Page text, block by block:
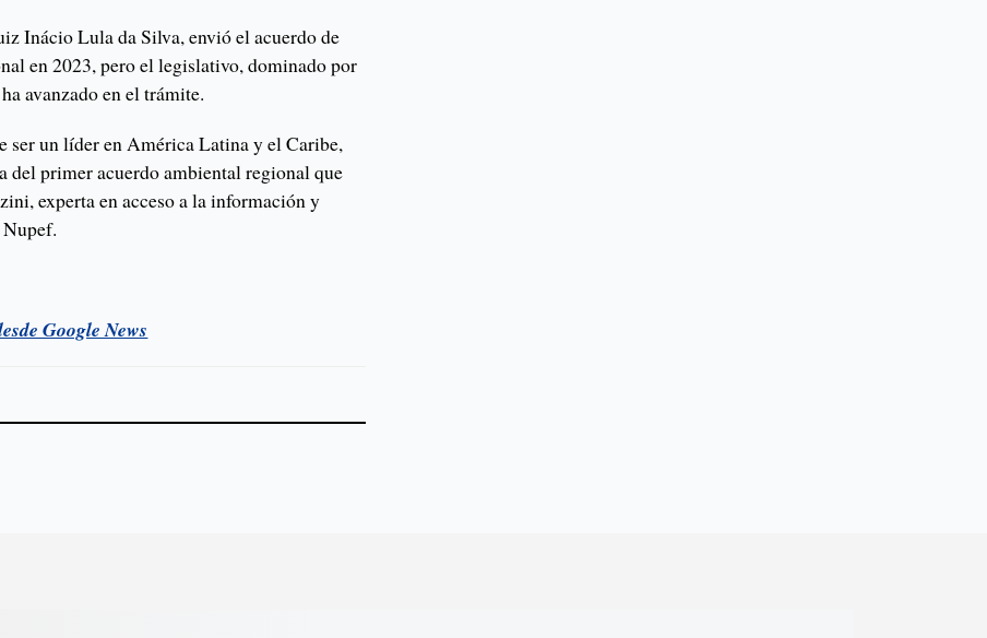
Inácio Lula da Silva, envió el acuerdo de
en 2023, pero el legislativo, dominado por
avanzado en el trámite.
ser un líder en América Latina y el Caribe,
del primer acuerdo ambiental regional que
experta en acceso a la información y
Google News